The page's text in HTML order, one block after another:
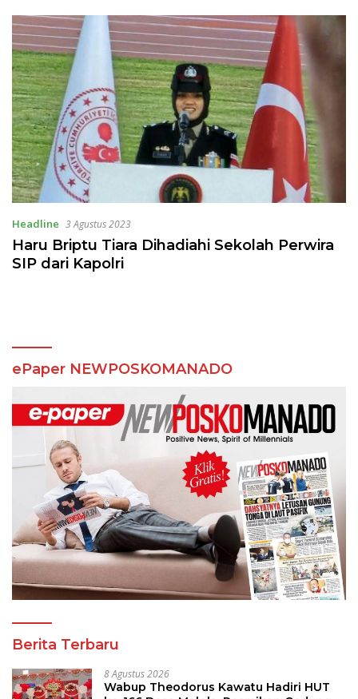
Headline 3 Agustus 2023
Haru Briptu Tiara Dihadiahi Sekolah Perwira
SIP dari Kapolri
ePaper NEWPOSKOMANADO
Berita Terbaru
8 Agustus 2026
Wabup Theodorus Kawatu Hadiri HUT